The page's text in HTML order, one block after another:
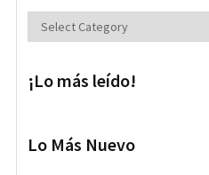
Secciones
¡Lo más leído!
Lo Más Nuevo